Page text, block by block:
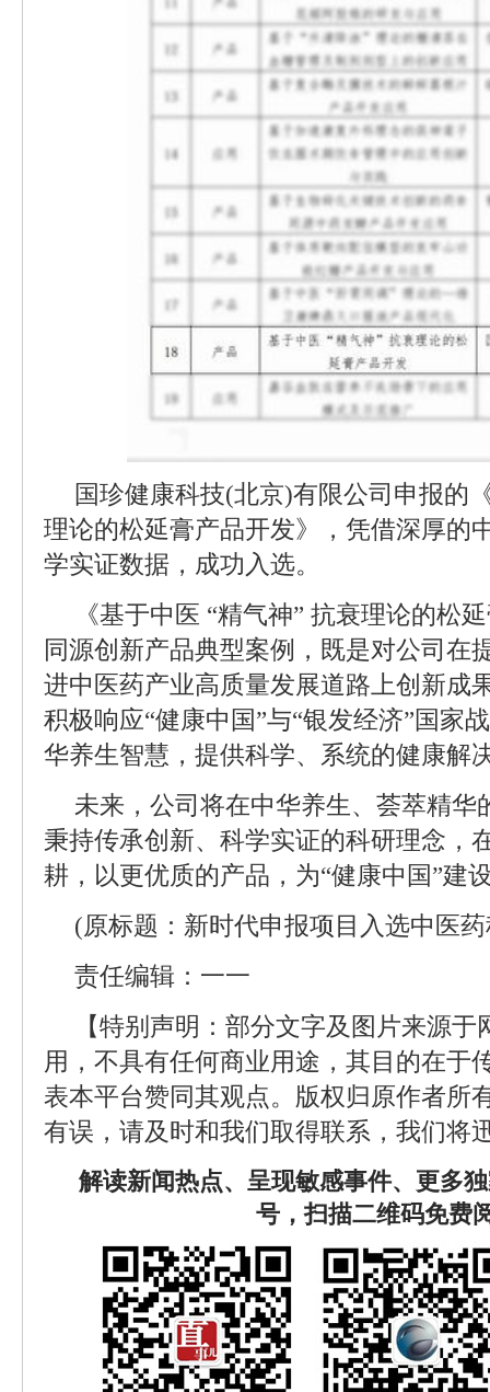
国珍健康科技(北京)有限公司申报的
理论的松延膏产品开发》，凭借深厚的
学实证数据，成功入选。
《基于中医 “精气神” 抗衰理论的松
同源创新产品典型案例，既是对公司在
进中医药产业高质量发展道路上创新成
积极响应“健康中国”与“银发经济”国家
华养生智慧，提供科学、系统的健康解
未来，公司将在中华养生、荟萃精华
秉持传承创新、科学实证的科研理念，
耕，以更优质的产品，为“健康中国”建
(原标题：新时代申报项目入选中医
责任编辑：一一
【特别声明：部分文字及图片来源
用，不具有任何商业用途，其目的在于
表本平台赞同其观点。版权归原作者所
有误，请及时和我们取得联系，我们将
解读新闻热点、呈现敏感事件、更多
号，扫描二维码免费